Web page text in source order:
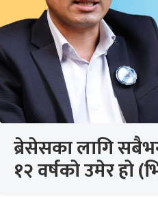
ब्रेसेसका लागि
१२ वर्षको उमेर हो